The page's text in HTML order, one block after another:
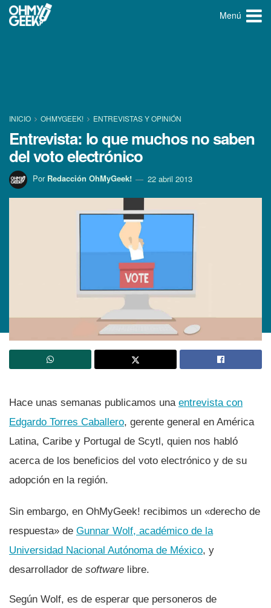
Menú
INICIO OHMYGEEK! ENTREVISTAS Y OPINIÓN
Entrevista: lo que muchos no saben
del voto electrónico
Por Redacción OhMyGeek! 22 abril 2013
Hace unas semanas publicamos una entrevista con
Edgardo Torres Caballero, gerente general en América
Latina, Caribe y Portugal de Scytl, quien nos habló
acerca de los beneficios del voto electrónico y de su
adopción en la región.
Sin embargo, en OhMyGeek! recibimos un «derecho de
respuesta» de Gunnar Wolf, académico de la
Universidad Nacional Autónoma de México, y
desarrollador de software libre.
Según Wolf, es de esperar que personeros de